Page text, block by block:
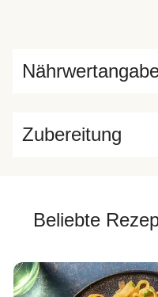
Zubereitung
Beliebte